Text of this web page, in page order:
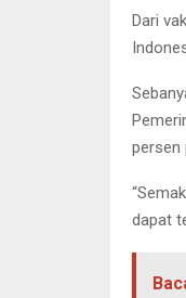
Dari
persen
dapat